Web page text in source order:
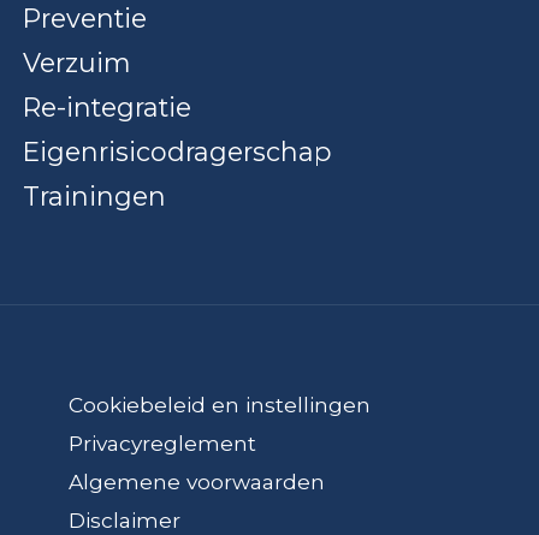
Preventie
Verzuim
Re-integratie
Eigenrisicodragerschap
Trainingen
Cookiebeleid en instellingen
Privacyreglement
Algemene voorwaarden
Disclaimer